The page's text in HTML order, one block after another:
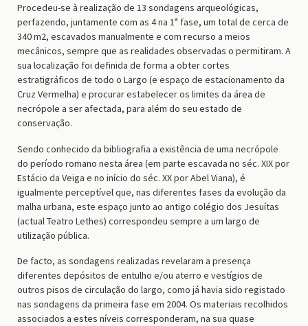
Procedeu-se à realização de 13 sondagens arqueológicas,
perfazendo, juntamente com as 4 na 1ª fase, um total de cerca de
340 m2, escavados manualmente e com recurso a meios
mecânicos, sempre que as realidades observadas o permitiram. A
sua localização foi definida de forma a obter cortes
estratigráficos de todo o Largo (e espaço de estacionamento da
Cruz Vermelha) e procurar estabelecer os limites da área de
necrópole a ser afectada, para além do seu estado de
conservação.
Sendo conhecido da bibliografia a existência de uma necrópole
do período romano nesta área (em parte escavada no séc. XIX por
Estácio da Veiga e no início do séc. XX por Abel Viana), é
igualmente perceptível que, nas diferentes fases da evolução da
malha urbana, este espaço junto ao antigo colégio dos Jesuítas
(actual Teatro Lethes) correspondeu sempre a um largo de
utilização pública.
De facto, as sondagens realizadas revelaram a presença
diferentes depósitos de entulho e/ou aterro e vestígios de
outros pisos de circulação do largo, como já havia sido registado
nas sondagens da primeira fase em 2004. Os materiais recolhidos
associados a estes níveis corresponderam, na sua quase